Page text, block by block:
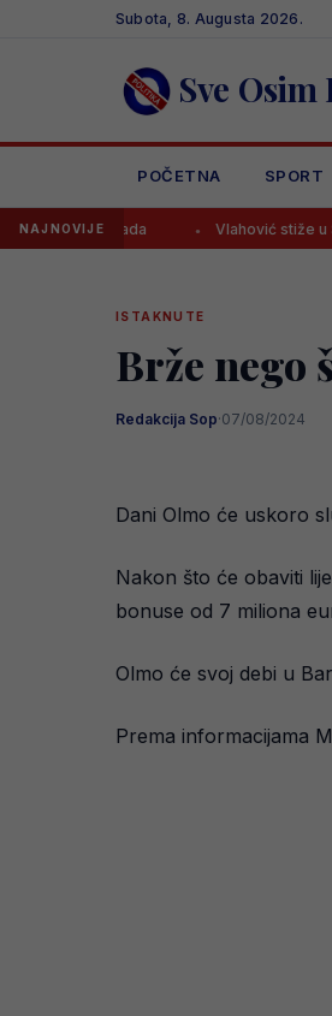
Subota, 8. Augusta 2026.
Sve
POČETNA SPORT
NAJNOVIJE
i kada Vlahović stiže u Španiju
ISTAKNUTE
Brže nego
Redakcija Sop·07/08/2024
Dani Olmo će uskoro
Nakon što će obaviti
bonuse od 7 miliona
Olmo će svoj debi u
Prema informacijama